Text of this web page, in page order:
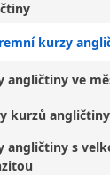
angličtiny ve
kurzů angličtiny
angličtiny s